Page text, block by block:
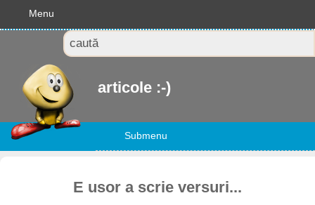
Menu
articole :-)
Submenu
E usor a scrie versuri...